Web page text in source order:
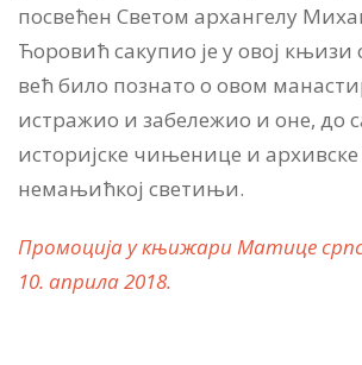
посвећен Светом архангелу
Ћоровић сакупио је у овој књизи
већ било познато о овом
истражио и забележио и оне, до
историјске чињенице и архивске
немањићкој светињи.
Промоција у књижари Матице
10. априла 2018.